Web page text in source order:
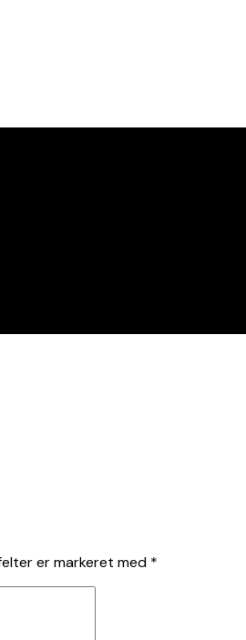
er markeret med *